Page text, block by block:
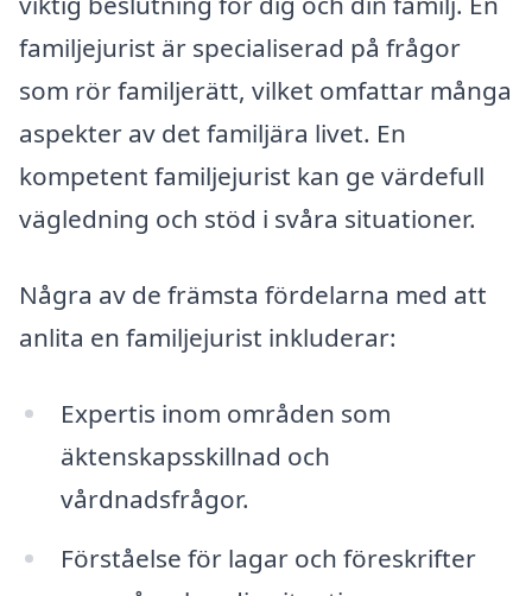
familjejurist är specialiserad på frågor
som rör familjerätt, vilket omfattar många
aspekter av det familjära livet. En
kompetent familjejurist kan ge värdefull
vägledning och stöd i svåra situationer.
Några av de främsta fördelarna med att
anlita en familjejurist inkluderar:
Expertis inom områden som
äktenskapsskillnad och
vårdnadsfrågor.
Förståelse för lagar och föreskrifter